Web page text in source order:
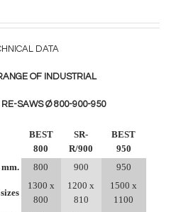
DATA
OF INDUSTRIAL
RE-SAWS Ø 800-900-950
BEST
800
SR-
R/900
BEST
950
800 900 950
1300 x
800
1200 x
810
1500 x
1100